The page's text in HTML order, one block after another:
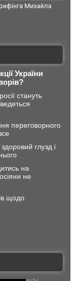
Михайла
України
стануть
переговорного
глузд і
на
не
щодо